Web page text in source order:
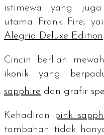
istimewa yang
utama Frank Fire,
Alegria Deluxe Edition.
Cincin berlian
ikonik yang
sapphire dan grafir
Kehadiran pink
tambahan tidak